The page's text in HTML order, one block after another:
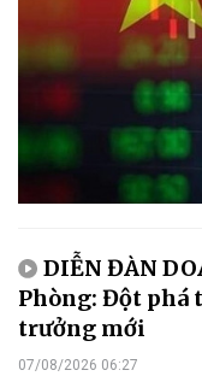
DIỄN ĐÀN
Phòng: Đột phá
trưởng mới
07/08/2026 06:27